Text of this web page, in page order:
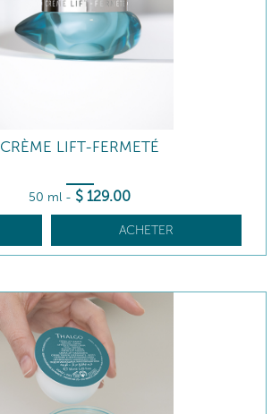
CRÈME LIFT-FERMETÉ
50 ml - $ 129.00
ACHETER